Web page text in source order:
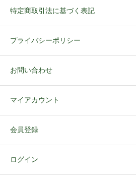
特定商取引法に基づく表記
プライバシーポリシー
お問い合わせ
マイアカウント
会員登録
ログイン